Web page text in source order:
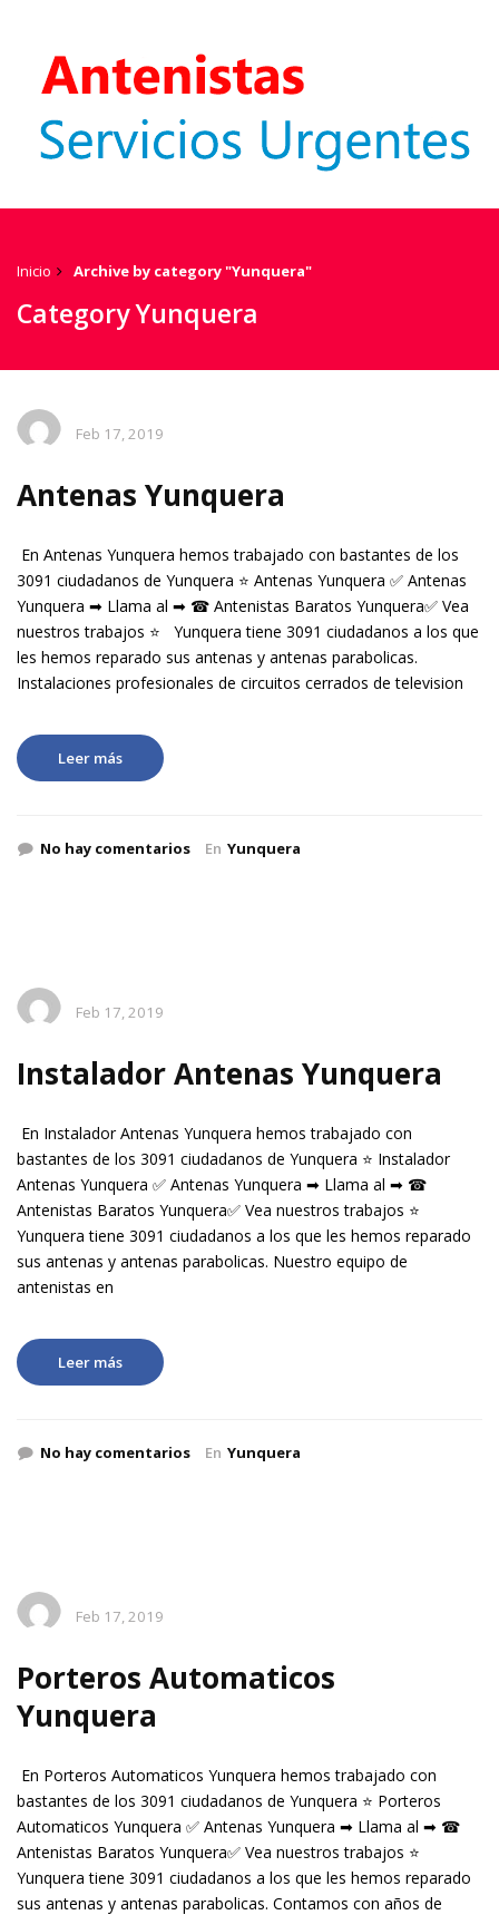
Inicio Archive by category "Yunquera"
Category Yunquera
Feb 17, 2019
Antenas Yunquera
En Antenas Yunquera hemos trabajado con bastantes de los
3091 ciudadanos de Yunquera ⭐ Antenas Yunquera ✅ Antenas
Yunquera ➡ Llama al ➡ ☎ Antenistas Baratos Yunquera✅ Vea
nuestros trabajos ⭐ Yunquera tiene 3091 ciudadanos a los que
les hemos reparado sus antenas y antenas parabolicas.
Instalaciones profesionales de circuitos cerrados de television
Leer más
No hay comentarios En Yunquera
Feb 17, 2019
Instalador Antenas Yunquera
En Instalador Antenas Yunquera hemos trabajado con
bastantes de los 3091 ciudadanos de Yunquera ⭐ Instalador
Antenas Yunquera ✅ Antenas Yunquera ➡ Llama al ➡ ☎
Antenistas Baratos Yunquera✅ Vea nuestros trabajos ⭐
Yunquera tiene 3091 ciudadanos a los que les hemos reparado
sus antenas y antenas parabolicas. Nuestro equipo de
antenistas en
Leer más
No hay comentarios En Yunquera
Feb 17, 2019
Porteros Automaticos
Yunquera
En Porteros Automaticos Yunquera hemos trabajado con
bastantes de los 3091 ciudadanos de Yunquera ⭐ Porteros
Automaticos Yunquera ✅ Antenas Yunquera ➡ Llama al ➡ ☎
Antenistas Baratos Yunquera✅ Vea nuestros trabajos ⭐
Yunquera tiene 3091 ciudadanos a los que les hemos reparado
sus antenas y antenas parabolicas. Contamos con años de